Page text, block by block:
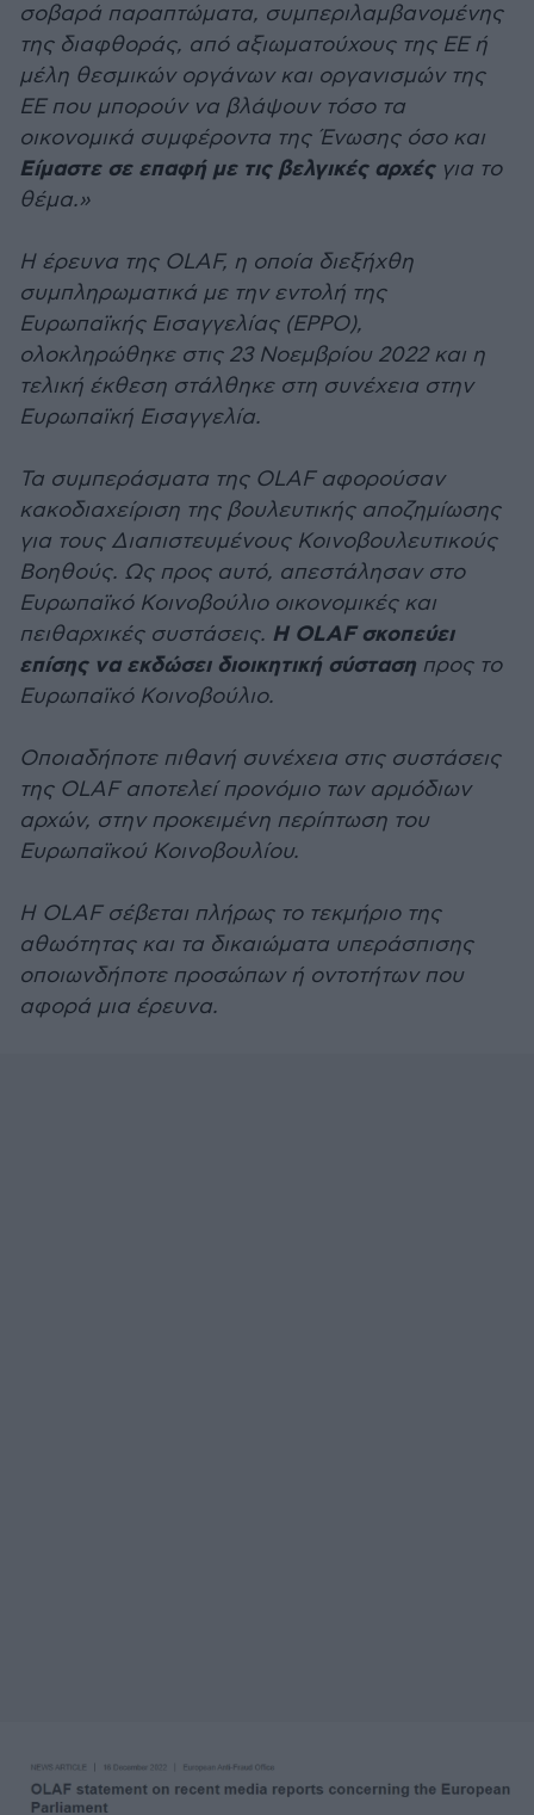
σοβαρά παραπτώματα, συμπεριλαμβανομένης
της διαφθοράς, από αξιωματούχους της ΕΕ ή
μέλη θεσμικών οργάνων και οργανισμών της
ΕΕ που μπορούν να βλάψουν τόσο τα
οικονομικά συμφέροντα της Ένωσης όσο και
Είμαστε σε επαφή με τις βελγικές αρχέςγια το
θέμα.»
Η έρευνα της OLAF, η οποία διεξήχθη
συμπληρωματικά με την εντολή της
Ευρωπαϊκής Εισαγγελίας (EPPO),
ολοκληρώθηκε στις 23 Νοεμβρίου 2022 και η
τελική έκθεση στάλθηκε στη συνέχεια στην
Ευρωπαϊκή Εισαγγελία.
Τα συμπεράσματα της OLAF αφορούσαν
κακοδιαχείριση της βουλευτικής αποζημίωσης
για τους Διαπιστευμένους Κοινοβουλευτικούς
Βοηθούς. Ως προς αυτό, απεστάλησαν στο
Ευρωπαϊκό Κοινοβούλιο οικονομικές και
πειθαρχικές συστάσεις. Η OLAF σκοπεύει
επίσης να εκδώσει διοικητική σύσταση προς το
Ευρωπαϊκό Κοινοβούλιο.
Οποιαδήποτε πιθανή συνέχεια στις συστάσεις
της OLAF αποτελεί προνόμιο των αρμόδιων
αρχών, στην προκειμένη περίπτωση του
Ευρωπαϊκού Κοινοβουλίου.
Η OLAF σέβεται πλήρως το τεκμήριο της
αθωότητας και τα δικαιώματα υπεράσπισης
οποιωνδήποτε προσώπων ή οντοτήτων που
αφορά μια έρευνα.